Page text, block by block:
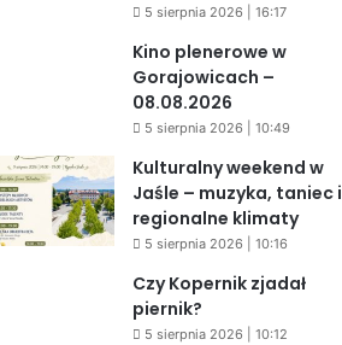
5 sierpnia 2026 | 16:17
Kino plenerowe w
Gorajowicach –
08.08.2026
5 sierpnia 2026 | 10:49
Kulturalny weekend w
Jaśle – muzyka, taniec i
regionalne klimaty
5 sierpnia 2026 | 10:16
Czy Kopernik zjadał
piernik?
5 sierpnia 2026 | 10:12